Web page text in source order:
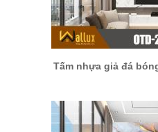
Tấm nhựa giả đá